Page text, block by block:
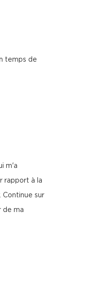
temps de
m'a
rapport à la
Continue sur
de ma